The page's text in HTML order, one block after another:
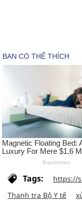
Tags:
https://
Thanh tra Bộ Y tế